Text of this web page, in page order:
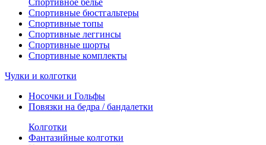
Спортивное белье
Спортивные бюстгальтеры
Спортивные топы
Спортивные леггинсы
Спортивные шорты
Спортивные комплекты
Чулки и колготки
Носочки и Гольфы
Повязки на бедра / бандалетки
Колготки
Фантазийные колготки